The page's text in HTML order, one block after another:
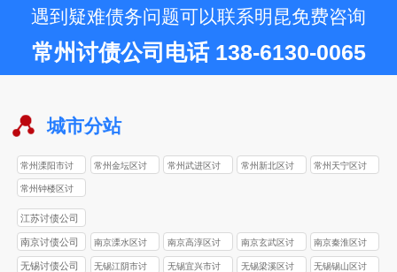
遇到疑难债务问题可以联系明昆免费咨询
常州讨债公司电话 138-6130-0065
城市分站
常州溧阳市讨
债公司
常州金坛区讨
常州武进区讨
常州新北区讨
常州天宁区讨
常州钟楼区讨
债公司
江苏讨债公司
南京讨债公司
南京溧水区讨
债公司
南京高淳区讨
债公司
南京玄武区讨
债公司
南京秦淮区讨
债公司
无锡讨债公司
无锡江阴市讨
无锡‌宜兴市讨
无锡梁溪区讨
无锡‌锡山区讨